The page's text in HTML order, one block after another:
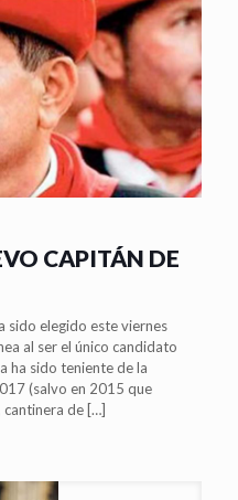
CAPITÁN DE
sido elegido este viernes
al ser el único candidato
ha sido teniente de la
(salvo en 2015 que
cantinera de […]